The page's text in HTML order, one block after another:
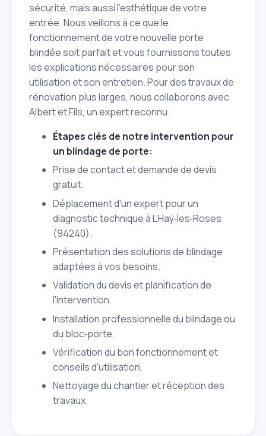
sécurité, mais aussi l'esthétique de votre
entrée. Nous veillons à ce que le
fonctionnement de votre nouvelle porte
blindée soit parfait et vous fournissons toutes
les explications nécessaires pour son
utilisation et son entretien. Pour des travaux de
rénovation plus larges, nous collaborons avec
Albert et Fils, un expert reconnu.
Étapes clés de notre intervention pour
un blindage de porte:
Prise de contact et demande de devis
gratuit.
Déplacement d'un expert pour un
diagnostic technique à L'Haÿ‑les‑Roses
(94240).
Présentation des solutions de blindage
adaptées à vos besoins.
Validation du devis et planification de
l'intervention.
Installation professionnelle du blindage ou
du bloc‑porte.
Vérification du bon fonctionnement et
conseils d'utilisation.
Nettoyage du chantier et réception des
travaux.